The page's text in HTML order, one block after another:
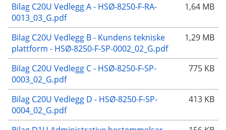
Bilag C20U Vedlegg A - HSØ-8250-F-RA-
0013_03_G.pdf
1,64 MB
Bilag C20U Vedlegg B - Kundens tekniske
plattform - HSØ-8250-F-SP-0002_02_G.pdf
1,29 MB
Bilag C20U Vedlegg C - HSØ-8250-F-SP-
0003_02_G.pdf
775 KB
Bilag C20U Vedlegg D - HSØ-8250-F-SP-
0004_02_G.pdf
413 KB